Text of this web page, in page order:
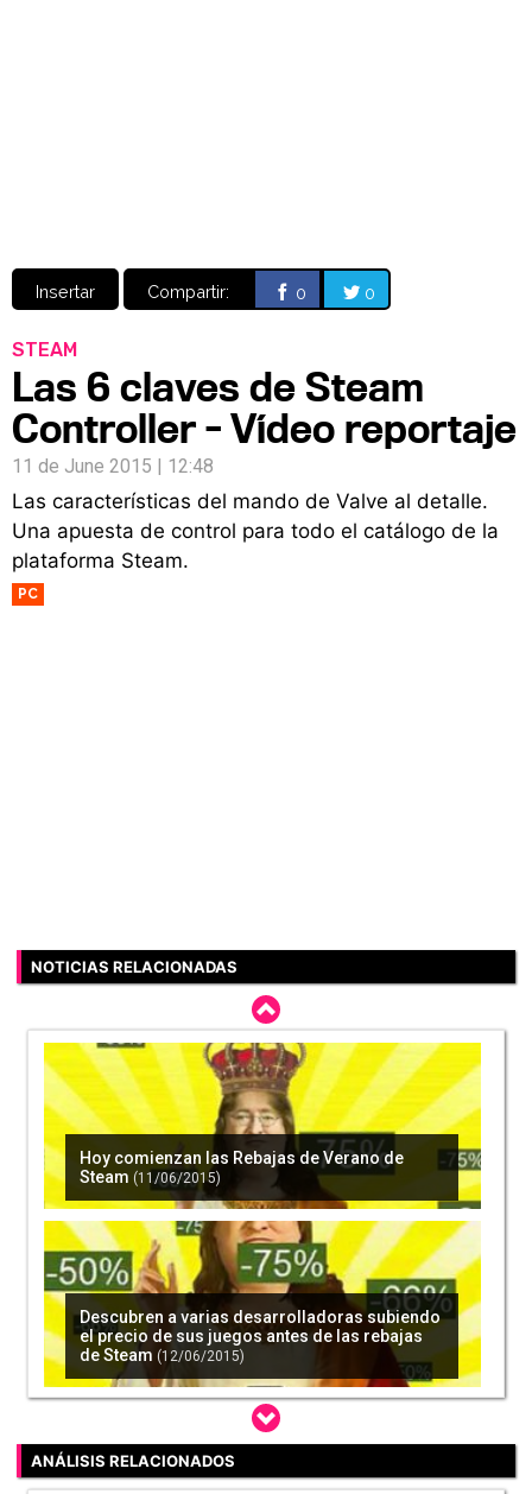
Insertar Compartir: 0 0
STEAM
Las 6 claves de Steam
Controller - Vídeo reportaje
11 de June 2015 | 12:48
Las características del mando de Valve al detalle.
Una apuesta de control para todo el catálogo de la
plataforma Steam.
PC
NOTICIAS RELACIONADAS
Hoy comienzan las Rebajas de Verano de
Steam (11/06/2015)
Descubren a varias desarrolladoras subiendo
el precio de sus juegos antes de las rebajas
de Steam (12/06/2015)
ANÁLISIS RELACIONADOS